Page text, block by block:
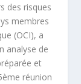
des risques
membres
(OCI), a
analyse de
et
ème réunion